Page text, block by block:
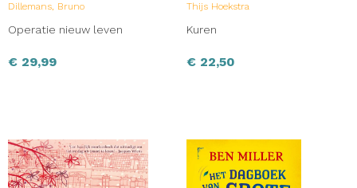
Dillemans, Bruno
Operatie nieuw leven
€ 29,99
Thijs Hoekstra
Kuren
€ 22,50